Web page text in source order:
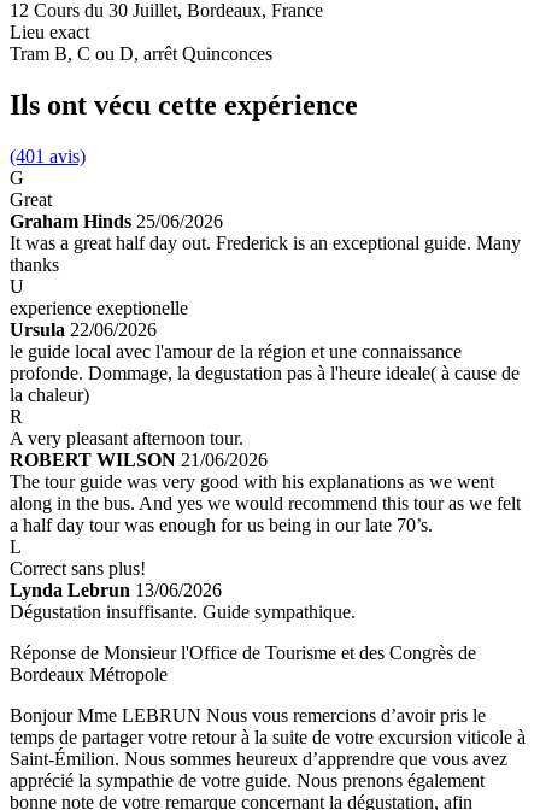
12 Cours du 30 Juillet, Bordeaux, France
Lieu exact
Tram B, C ou D, arrêt Quinconces
Ils ont vécu cette expérience
(401 avis)
G
Great
Graham Hinds 25/06/2026
It was a great half day out. Frederick is an exceptional guide. Many
thanks
U
experience exeptionelle
Ursula 22/06/2026
le guide local avec l'amour de la région et une connaissance
profonde. Dommage, la degustation pas à l'heure ideale( à cause de
la chaleur)
R
A very pleasant afternoon tour.
ROBERT WILSON 21/06/2026
The tour guide was very good with his explanations as we went
along in the bus. And yes we would recommend this tour as we felt
a half day tour was enough for us being in our late 70’s.
L
Correct sans plus!
Lynda Lebrun 13/06/2026
Dégustation insuffisante. Guide sympathique.
Réponse de Monsieur l'Office de Tourisme et des Congrès de
Bordeaux Métropole
Bonjour Mme LEBRUN Nous vous remercions d’avoir pris le
temps de partager votre retour à la suite de votre excursion viticole à
Saint-Émilion. Nous sommes heureux d’apprendre que vous avez
apprécié la sympathie de votre guide. Nous prenons également
bonne note de votre remarque concernant la dégustation, afin